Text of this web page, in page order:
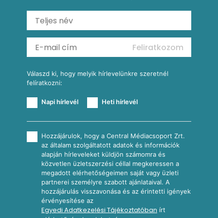
Ratatouille
Almás-kéksajtos kukoricasaláta
Köretek
Reggeli receptek
Feliratkozom
Válaszd ki, hogy melyik hírlevelünkre szeretnél
felíratkozni:
Napi hírlevél Heti hírlevél
Hozzájárulok, hogy a Central Médiacsoport Zrt.
az általam szolgáltatott adatok és információk
alapján hírleveleket küldjön számomra és
közvetlen üzletszerzési céllal megkeressen a
megadott elérhetőségeimen saját vagy üzleti
partnerei személyre szabott ajánlataival. A
hozzájárulás visszavonása és az érintetti igények
érvényesítése az
Egyedi Adatkezelési Tájékoztatóban írt